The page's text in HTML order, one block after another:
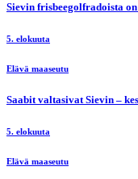
Sievin frisbeegolfradoista
5. elokuuta
Elävä maaseutu
Saabit valtasivat Sievin –
5. elokuuta
Elävä maaseutu